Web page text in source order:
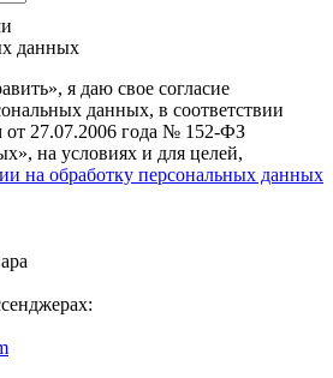
данных
я даю свое согласие
данных, в соответствии
от 27.07.2006 года № 152-ФЗ
на условиях и для целей,
на обработку персональных данных